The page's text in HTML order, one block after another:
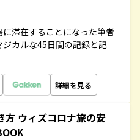
滞在することになった筆者
カルな45日間の記録と記
詳細を見る
方 ウィズコロナ旅の安